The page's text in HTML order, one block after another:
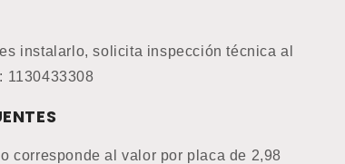
instalarlo, solicita inspección técnica al
1130433308
corresponde al valor por placa de 2,98